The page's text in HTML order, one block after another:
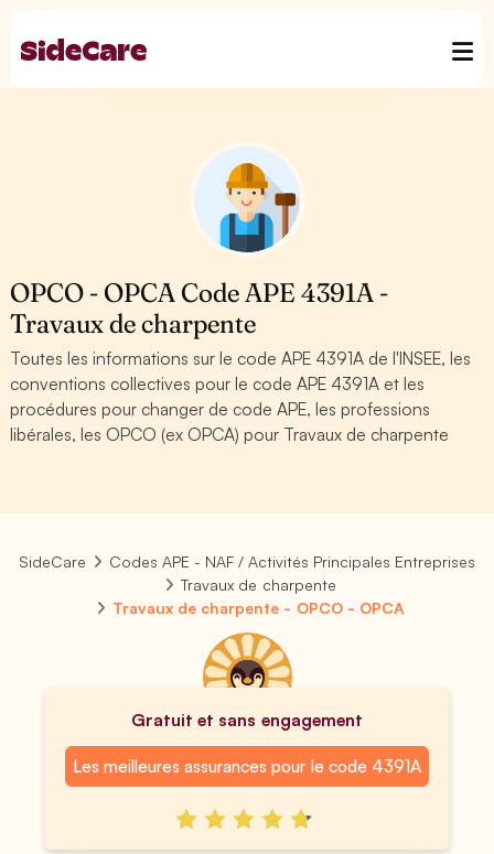
OPCO - OPCA Code APE 4391A -
Travaux de charpente
Toutes les informations sur le code APE 4391A de l'INSEE, les
conventions collectives pour le code APE 4391A et les
procédures pour changer de code APE, les professions
libérales, les OPCO (ex OPCA) pour Travaux de charpente
SideCare
Codes APE - NAF / Activités Principales Entreprises
Travaux de charpente
Travaux de charpente - OPCO - OPCA
Gratuit et sans engagement
Les meilleures assurances pour le code 4391A